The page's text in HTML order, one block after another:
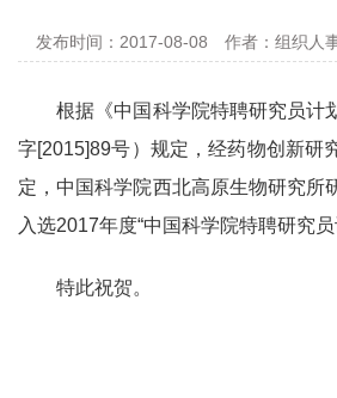
发布时间：2017-08-08 作者：组织人
根据《中国科学院特聘研究员计
字[2015]89号）规定，经药物创新研
定，中国科学院西北高原生物研究所
入选2017年度“中国科学院特聘研究员
特此祝贺。